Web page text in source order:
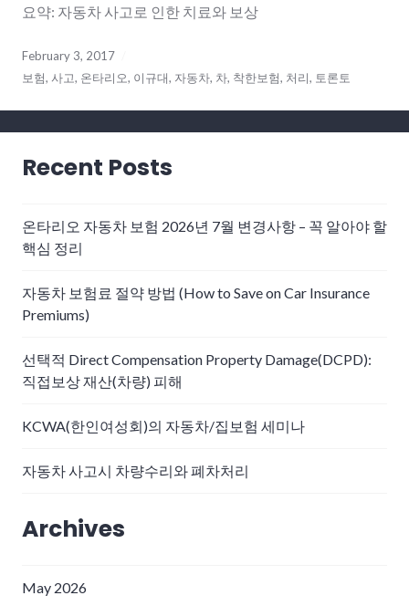
요약: 자동차 사고로 인한 치료와 보상
February 3, 2017
보험, 사고, 온타리오, 이규대, 자동차, 차, 착한보험, 처리, 토론토
Recent Posts
온타리오 자동차 보험 2026년 7월 변경사항 – 꼭 알아야 할
핵심 정리
자동차 보험료 절약 방법 (How to Save on Car Insurance
Premiums)
선택적 Direct Compensation Property Damage(DCPD):
직접보상 재산(차량) 피해
KCWA(한인여성회)의 자동차/집보험 세미나
자동차 사고시 차량수리와 폐차처리
Archives
May 2026